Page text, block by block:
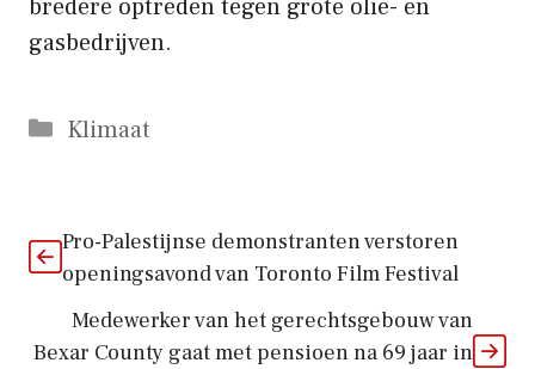
bredere optreden tegen grote olie- en
gasbedrijven.
Categorieën
Klimaat
Pro-Palestijnse demonstranten verstoren
openingsavond van Toronto Film Festival
Medewerker van het gerechtsgebouw van
Bexar County gaat met pensioen na 69 jaar in